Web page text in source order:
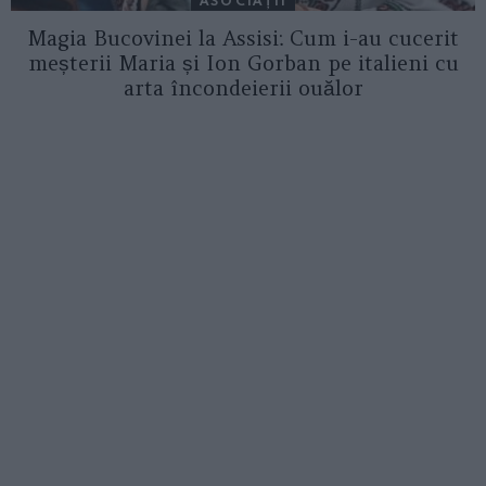
Magia Bucovinei la Assisi: Cum i-au cucerit
meșterii Maria și Ion Gorban pe italieni cu
arta încondeierii ouălor